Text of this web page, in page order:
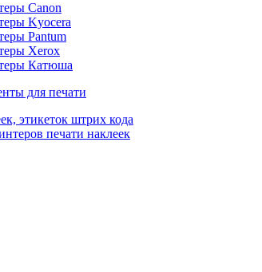
Canon
Kyocera
Pantum
Xerox
Катюша
для печати
этикеток штрих кода
печати наклеек